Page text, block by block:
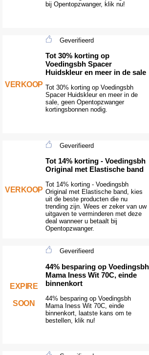
bij Opentopzwanger, klik nu!
VERKOOP
Geverifieerd
Tot 30% korting op
Voedingsbh Spacer
Huidskleur en meer in de sale
Tot 30% korting op Voedingsbh
Spacer Huidskleur en meer in de
sale, geen Opentopzwanger
kortingsbonnen nodig.
VERKOOP
Geverifieerd
Tot 14% korting - Voedingsbh
Original met Elastische band
Tot 14% korting - Voedingsbh
Original met Elastische band, kies
uit de beste producten die nu
trending zijn. Wees er zeker van uw
uitgaven te verminderen met deze
deal wanneer u betaalt bij
Opentopzwanger.
EXPIRE
SOON
Geverifieerd
44% besparing op Voedingsbh
Mama Iness Wit 70C, einde
binnenkort
44% besparing op Voedingsbh
Mama Iness Wit 70C, einde
binnenkort, laatste kans om te
bestellen, klik nu!